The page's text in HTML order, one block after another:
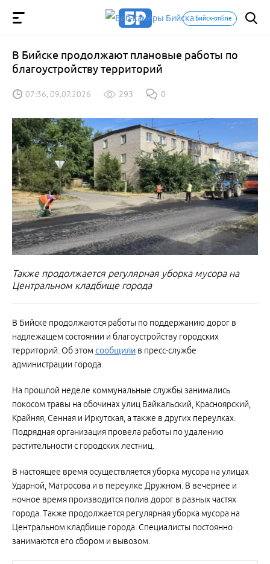
Бийск-online
В Бийске продолжают плановые работы по
благоустройству территорий
07:36, 09.07.2026 293 0
Также продолжается регулярная уборка мусора на
Центральном кладбище города
В Бийске продолжаются работы по поддержанию дорог в
надлежащем состоянии и благоустройству городских
территорий. Об этом сообщили в пресс-службе
администрации города.
На прошлой неделе коммунальные службы занимались
покосом травы на обочинах улиц Байкальский, Красноярский,
Крайняя, Сенная и Иркутская, а также в других переулках.
Подрядная организация провела работы по удалению
растительности с городских лестниц.
В настоящее время осуществляется уборка мусора на улицах
Ударной, Матросова и в переулке Дружном. В вечернее и
ночное время производится полив дорог в разных частях
города. Также продолжается регулярная уборка мусора на
Центральном кладбище города. Специалисты постоянно
занимаются его сбором и вывозом.